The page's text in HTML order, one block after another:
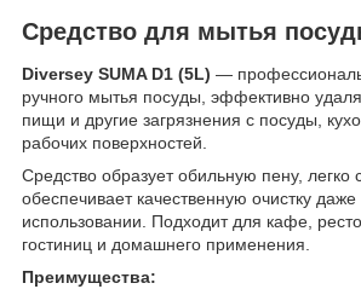
Средство для мытья
Diversey SUMA D1 (5L) —
ручного мытья посуды, эффективно
пищи и другие загрязнения с посуды,
рабочих поверхностей.
Средство образует обильную пену, легко
обеспечивает качественную очистку
использовании. Подходит для кафе,
гостиниц и домашнего применения.
Преимущества: